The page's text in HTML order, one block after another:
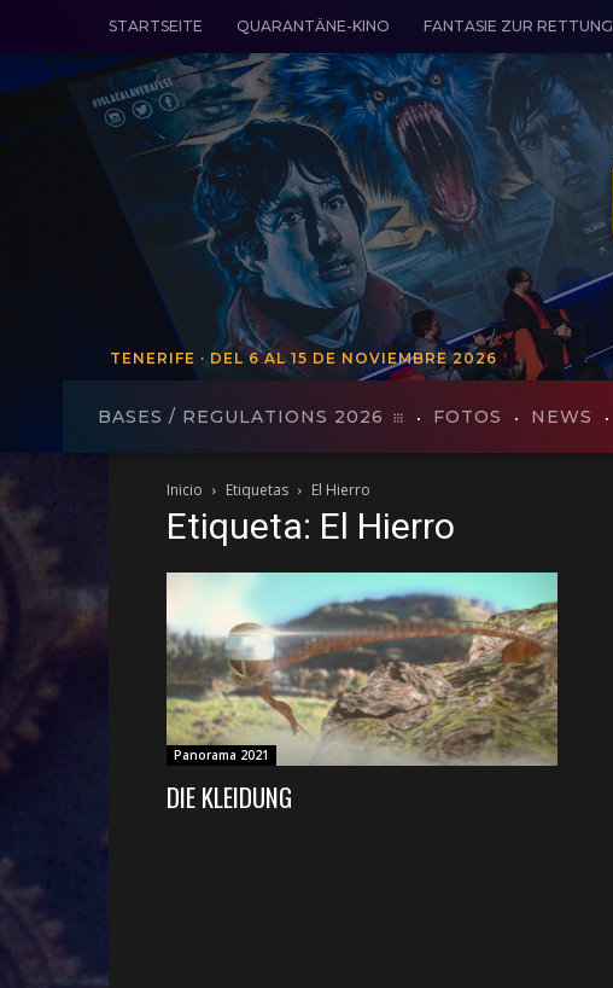
STARTSEITE QUARANTÄNE-KINO FANTASIE ZUR RETTUNG
TENERIFE · DEL 6 AL 15 DE NOVIEMBRE 2026
BASES / REGULATIONS 2026 FOTOS NEWS
Inicio Etiquetas El Hierro
Etiqueta: El Hierro
Panorama 2021
DIE KLEIDUNG